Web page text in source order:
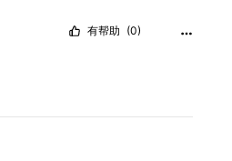
有帮助 (0)